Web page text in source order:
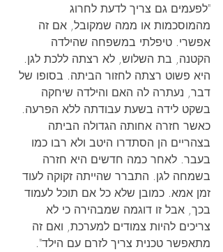
"לפעמים גם צריך לדעת לחרוג
מהמוסכמות או ממה שמקובל, אם זה
אפשרי. טיפלתי במשפחה שהילדה
הקטנה, בת השלוש, לא רצתה ללכת לגן.
היא פשוט רצתה לחזור הביתה. בסופו של
דבר, נעתרה לה האם והילדה שיחקה
בשקט לידה בשעת עבודתה ללא הפרעה.
כאשר חזרה אחותה הגדולה הביתה
בצהריים הן הסתדרו היטב ולא רבו כמו
בעבר. לאחר כמה חדשים היא חזרה
בשמחה לגן. התברר שהייתה זקוקה לעוד
זמן אמא. כמובן שלא כל אם תוכל לעמוד
בכך, אבל זו דוגמה שמבהירה כי לא
צריכים להיות צמודים למערכת, ואם זה
מתאפשר טכנית צריך לזרם עם הילד".